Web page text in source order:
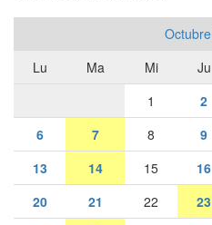
Lu
Ma Mi Ju
1
2
6
7 8 9
13
14 15 16
20
21 22 23